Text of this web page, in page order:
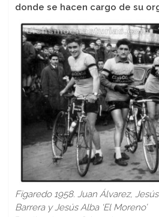
donde se hacen cargo de su
Figaredo 1958. Juan Álvarez,
Barrera y Jesús Alba ‘El Moreno’